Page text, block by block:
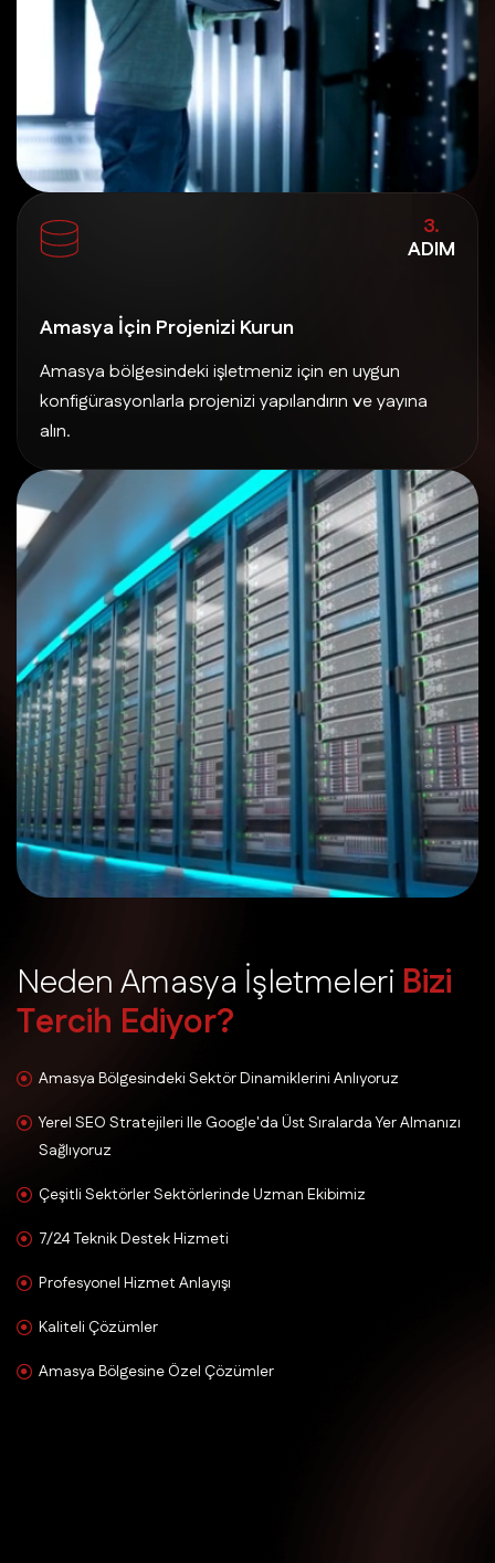
3.
ADIM
Amasya İçin Projenizi Kurun
Amasya bölgesindeki işletmeniz için en uygun
konfigürasyonlarla projenizi yapılandırın ve yayına
alın.
NedenAmasya İşletmeleri Bizi
Tercih Ediyor?
Amasya Bölgesindeki Sektör Dinamiklerini Anlıyoruz
Yerel SEO Stratejileri Ile Google'da Üst Sıralarda Yer Almanızı
Sağlıyoruz
Çeşitli Sektörler Sektörlerinde Uzman Ekibimiz
7/24 Teknik Destek Hizmeti
Profesyonel Hizmet Anlayışı
Kaliteli Çözümler
Amasya Bölgesine Özel Çözümler